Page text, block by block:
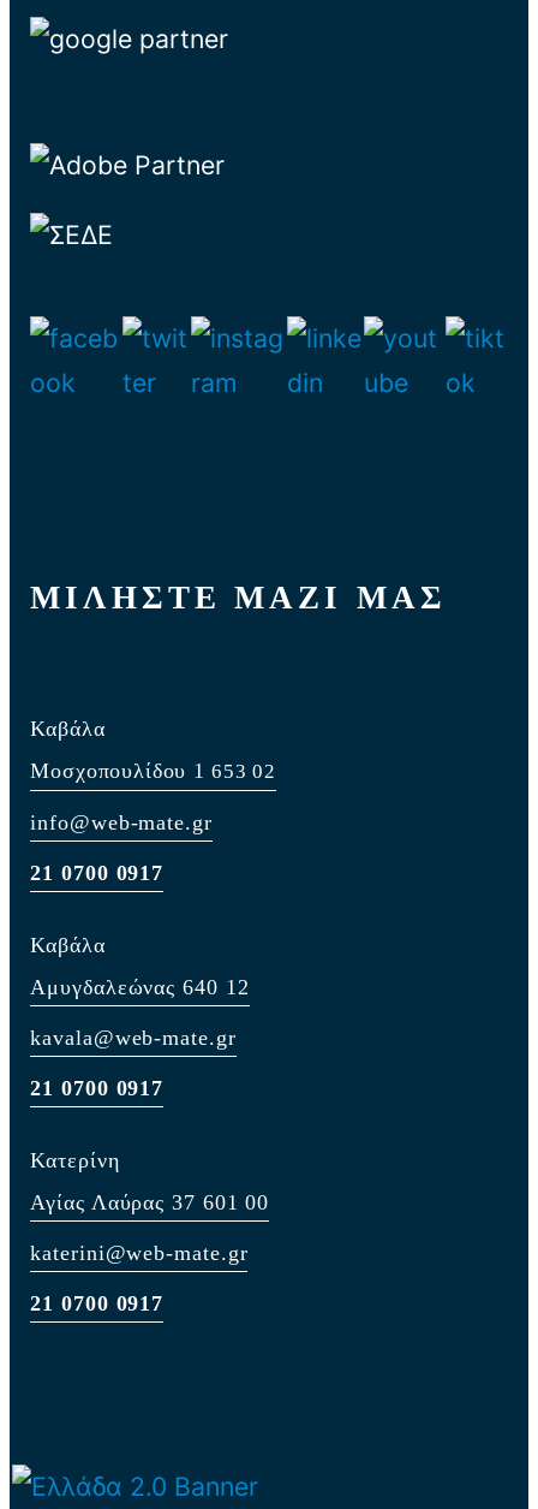
ΜΙΛΗΣΤΕ ΜΑΖΙ ΜΑΣ
Καβάλα
Μοσχοπουλίδου 1 653 02
info@web-mate.gr
21 0700 0917
Καβάλα
Αμυγδαλεώνας 640 12
kavala@web-mate.gr
21 0700 0917
Κατερίνη
Αγίας Λαύρας 37 601 00
katerini@web-mate.gr
21 0700 0917